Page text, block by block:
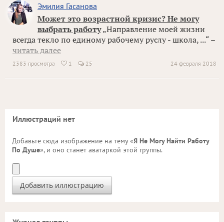
Эмилия Гасанова
Может это возрастной кризис? Не могу
выбрать работу„Направление моей жизни
всегда текло по единому рабочему руслу - школа, ...“ –
читать далее
24 февраля 2018
2383 просмотра  1 25
Иллюстраций нет
Добавьте сюда изображение на тему «Я Не Могу Найти Работу
По Душе», и оно станет аватаркой этой группы.